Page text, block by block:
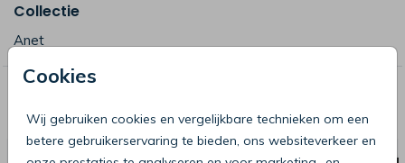
Cookies
Wij gebruiken cookies en vergelijkbare technieken om een
betere gebruikerservaring te bieden, ons websiteverkeer en
Collectie
Anet
voor je